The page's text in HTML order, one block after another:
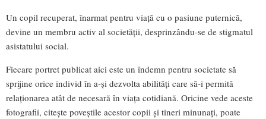
Un copil recuperat, înarmat pentru viață cu o pasiune puternică,
devine un membru activ al societății, desprinzându-se de stigmatul
asistatului social.
Fiecare portret publicat aici este un îndemn pentru societate să
sprijine orice individ în a-și dezvolta abilități care să-i permită
relaționarea atât de necesară în viața cotidiană. Oricine vede aceste
fotografii, citește poveștile acestor copii și tineri minunați, poate